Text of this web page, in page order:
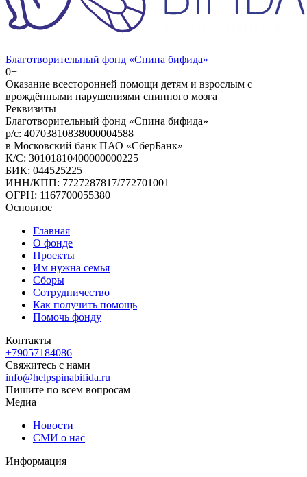
Благотворительный фонд «Спина бифида»
0+
Оказание всесторонней помощи детям и взрослым с
врождёнными нарушениями спинного мозга
Реквизиты
Благотворительный фонд «Спина бифида»
р/с: 40703810838000004588
в Московский банк ПАО «СберБанк»
К/С: 30101810400000000225
БИК: 044525225
ИНН/КПП: 7727287817/772701001
ОГРН: 1167700055380
Основное
Главная
О фонде
Проекты
Им нужна семья
Сборы
Сотрудничество
Как получить помощь
Помочь фонду
Контакты
+79057184086
Свяжитесь с нами
info@helpspinabifida.ru
Пишите по всем вопросам
Медиа
Новости
СМИ о нас
Информация